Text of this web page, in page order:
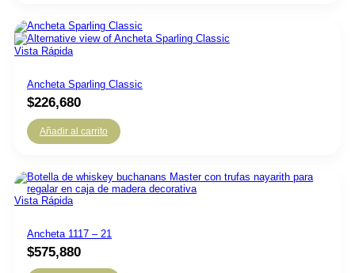
Vista Rápida
Ancheta Sparling Classic
$226,680
Añadir al carrito
Vista Rápida
Ancheta 1117 – 21
$575,880